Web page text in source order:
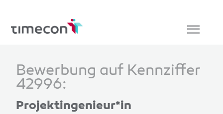
Bewerbung auf Kennziffer
42996:
Projektingenieur*in